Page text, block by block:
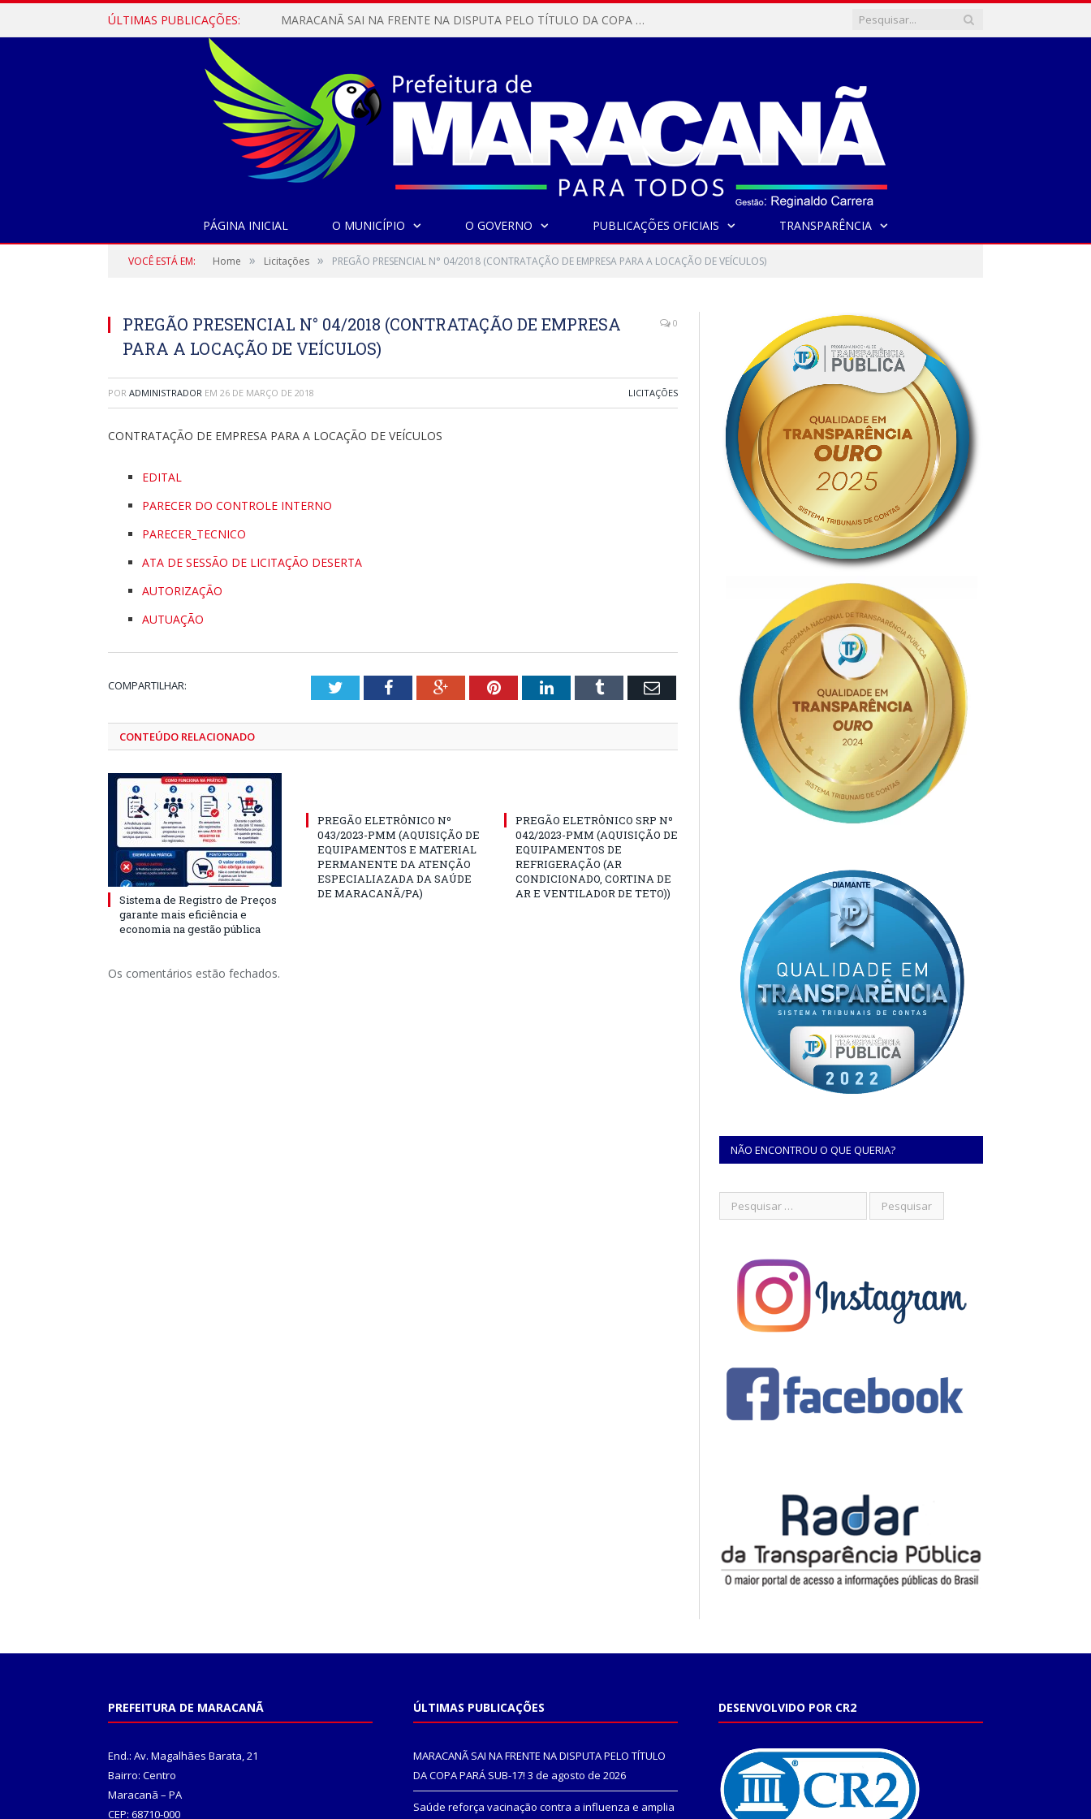
ÚLTIMAS PUBLICAÇÕES: MARACANÃ SAI NA FRENTE NA DISPUTA PELO TÍTULO DA COPA PARÁ SUB-17!
PÁGINA INICIAL O MUNICÍPIO O GOVERNO PUBLICAÇÕES OFICIAIS TRANSPARÊNCIA
VOCÊ ESTÁ EM: Home » Licitações » PREGÃO PRESENCIAL N° 04/2018 (CONTRATAÇÃO DE EMPRESA PARA A LOCAÇÃO DE VEÍCULOS)
PREGÃO PRESENCIAL N° 04/2018 (CONTRATAÇÃO DE EMPRESA
PARA A LOCAÇÃO DE VEÍCULOS)
0
POR ADMINISTRADOR EM 26 DE MARÇO DE 2018 LICITAÇÕES
CONTRATAÇÃO DE EMPRESA PARA A LOCAÇÃO DE VEÍCULOS
EDITAL
PARECER DO CONTROLE INTERNO
PARECER_TECNICO
ATA DE SESSÃO DE LICITAÇÃO DESERTA
AUTORIZAÇÃO
AUTUAÇÃO
COMPARTILHAR: TwitterFacebookGoogle+PinterestLinkedInTumblr Email
CONTEÚDO RELACIONADO
Sistema de Registro de Preços
garante mais eficiência e
economia na gestão pública
PREGÃO ELETRÔNICO Nº
043/2023-PMM (AQUISIÇÃO DE
EQUIPAMENTOS E MATERIAL
PERMANENTE DA ATENÇÃO
ESPECIALIAZADA DA SAÚDE
DE MARACANÃ/PA)
PREGÃO ELETRÔNICO SRP Nº
042/2023-PMM (AQUISIÇÃO DE
EQUIPAMENTOS DE
REFRIGERAÇÃO (AR
CONDICIONADO, CORTINA DE
AR E VENTILADOR DE TETO))
Os comentários estão fechados.
NÃO ENCONTROU O QUE QUERIA?
PREFEITURA DE MARACANÃ
End.: Av. Magalhães Barata, 21
Bairro: Centro
Maracanã – PA
CEP: 68710-000
ÚLTIMAS PUBLICAÇÕES
MARACANÃ SAI NA FRENTE NA DISPUTA PELO TÍTULO
DA COPA PARÁ SUB-17! 3 de agosto de 2026
Saúde reforça vacinação contra a influenza e amplia
DESENVOLVIDO POR CR2